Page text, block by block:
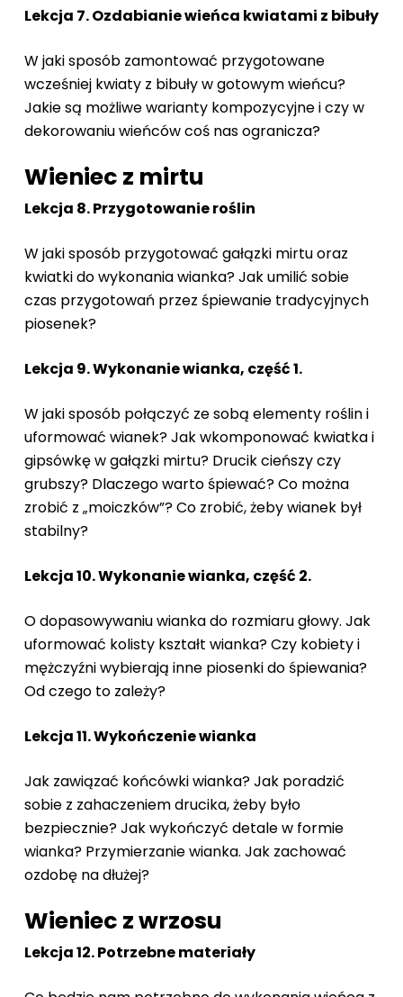
Lekcja 7. Ozdabianie wieńca kwiatami z bibuły
W jaki sposób zamontować przygotowane
wcześniej kwiaty z bibuły w gotowym wieńcu?
Jakie są możliwe warianty kompozycyjne i czy w
dekorowaniu wieńców coś nas ogranicza?
Wieniec z mirtu
Lekcja 8. Przygotowanie roślin
W jaki sposób przygotować gałązki mirtu oraz
kwiatki do wykonania wianka? Jak umilić sobie
czas przygotowań przez śpiewanie tradycyjnych
piosenek?
Lekcja 9. Wykonanie wianka, część 1.
W jaki sposób połączyć ze sobą elementy roślin i
uformować wianek? Jak wkomponować kwiatka i
gipsówkę w gałązki mirtu? Drucik cieńszy czy
grubszy? Dlaczego warto śpiewać? Co można
zrobić z „moiczków”? Co zrobić, żeby wianek był
stabilny?
Lekcja 10. Wykonanie wianka, część 2.
O dopasowywaniu wianka do rozmiaru głowy. Jak
uformować kolisty kształt wianka? Czy kobiety i
mężczyźni wybierają inne piosenki do śpiewania?
Od czego to zależy?
Lekcja 11. Wykończenie wianka
Jak zawiązać końcówki wianka? Jak poradzić
sobie z zahaczeniem drucika, żeby było
bezpiecznie? Jak wykończyć detale w formie
wianka? Przymierzanie wianka. Jak zachować
ozdobę na dłużej?
Wieniec z wrzosu
Lekcja 12. Potrzebne materiały